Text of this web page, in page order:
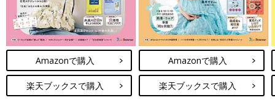
Amazonで購入
楽天ブックスで購入
Amazonで購入
楽天ブックスで購入